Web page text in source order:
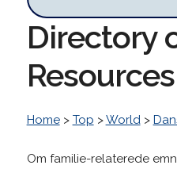
Directory
Resources
Home> Top >World>
Om familie-relaterede